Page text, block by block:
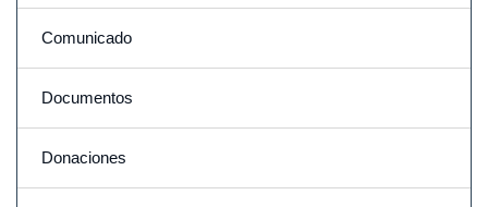
Comunicado
Documentos
Donaciones